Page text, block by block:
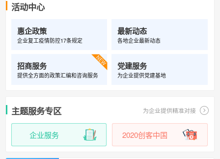
活动中心
惠企政策
企业复工疫情防控17条规定
最新动态
各地企业最新动态
招商服务
提供全方面的政策汇编和咨询服务
 党建服务
为企业提供党建基地
主题服务专区 为企业提供精准对接
企业服务 2020创客中国